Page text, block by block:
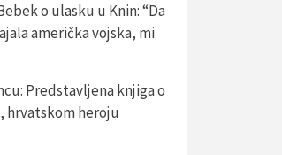
o ulasku u Knin: “Da
američka vojska, mi
Predstavljena knjiga o
hrvatskom heroju